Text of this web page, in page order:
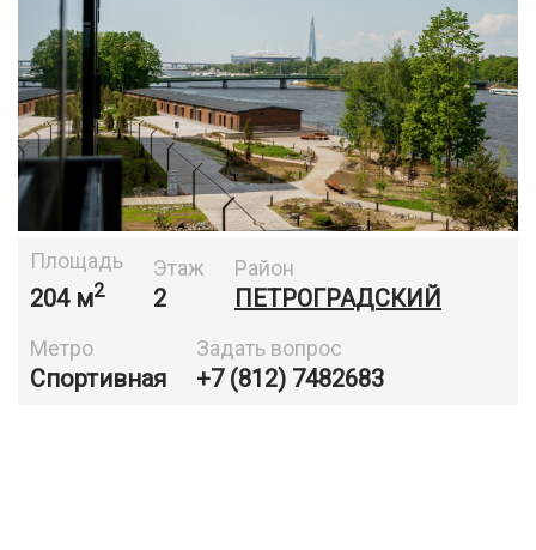
Площадь
204 м2
Этаж
2
Район
ПЕТРОГРАДСКИЙ
Метро
Спортивная
Задать вопрос
+7 (812) 7482683